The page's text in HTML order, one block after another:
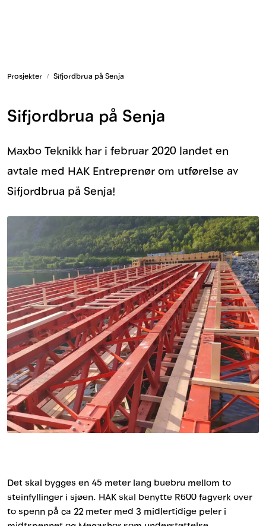
Prosjekter Sifjordbrua på Senja
Sifjordbrua på Senja
Maxbo Teknikk har i februar 2020 landet en
avtale med HAK Entreprenør om utførelse av
Sifjordbrua på Senja!
Det skal bygges en 45 meter lang buebru mellom to
steinfyllinger i sjøen. HAK skal benytte R600 fagverk over
to spenn på ca 22 meter med 3 midlertidige peler i
Belysning og sesong
Byggkjemi
Festemateriell
Grunn og isolasjon
Innstøpningsgods
Mur og mørtel
Trelast og finer
Vanntetting
Verktøy og tilbehør
Prosjekter